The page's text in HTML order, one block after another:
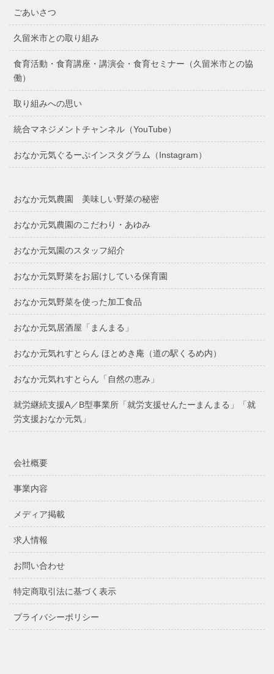
ごあいさつ
久留米市との取り組み
食育活動・食育講座・講演会・食育セミナー（久留米市との協
働）
取り組みへの思い
統合マネジメントチャンネル（YouTube）
おなか元気ぐるーぷインスタグラム（Instagram）
おなか元気農園 美味しい野菜の秘密
おなか元気農園のこだわり・あゆみ
おなか元気園のスタッフ紹介
おなか元気野菜をお届けしている保育園
おなか元気野菜を使った加工食品
おなか元気居酒屋「まんまる」
おなか元気れすとらん ほとめき庵（道の駅くるめ内）
おなか元気れすとらん「自然の恵み」
就労継続支援A／B型事業所「就労支援せんたーまんまる」「就
労支援おなか元気」
会社概要
事業内容
メディア掲載
求人情報
お問い合わせ
特定商取引法に基づく表示
プライバシーポリシー